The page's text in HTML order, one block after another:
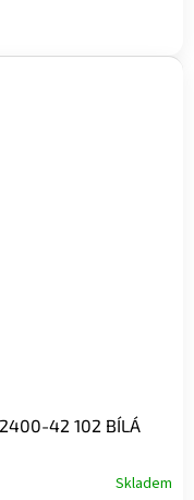
42 102 BÍLÁ
Skladem